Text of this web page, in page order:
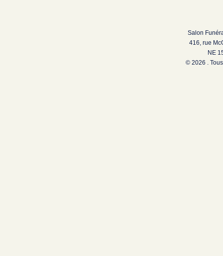
Salon
416, rue
NE
© 2026 .